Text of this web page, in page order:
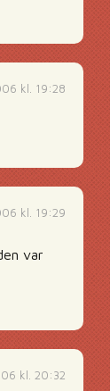
kl. 19:28
kl. 19:29
var
kl. 20:32